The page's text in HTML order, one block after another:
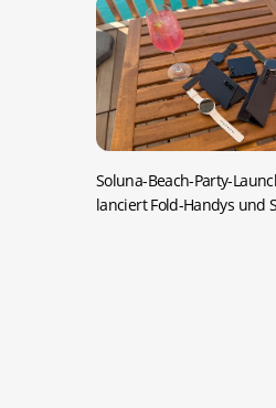
Soluna-Beach-Party-
lanciert Fold-Handys und